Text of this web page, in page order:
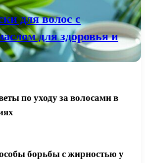
для волос с
для здоровья и
по уходу за волосами в
борьбы с жирностью у